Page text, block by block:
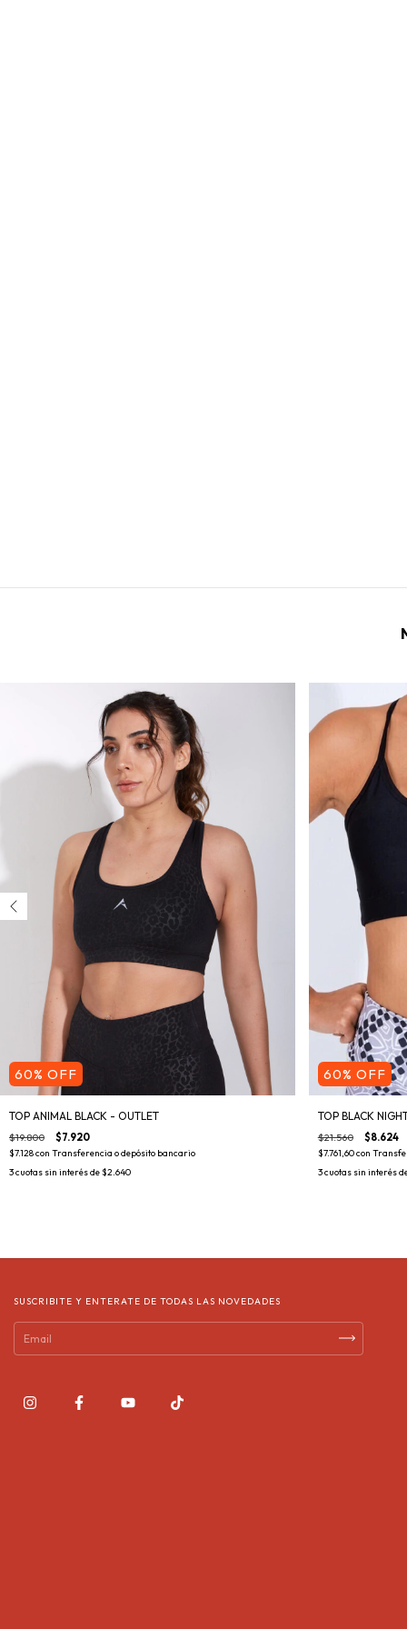
60% OFF
TOP ANIMAL BLACK - OUTLET
$19.800 $7.920
$7.128con Transferencia o depósito bancario
3cuotas sin interés de$2.640
60% OFF
TOP BLACK
$21.560 $8.624
$7.761,60con
3cuotas sin interés
SUSCRIBITE Y ENTERATE DE TODAS LAS NOVEDADES